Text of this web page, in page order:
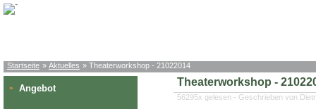
Startseite » Aktuelles » Theaterworkshop - 21022014
» Angebot
Theaterworkshop -
56295x gelesen - Geschrieben von